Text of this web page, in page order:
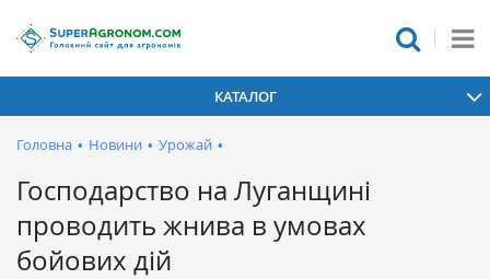
КАТАЛОГ
Головна • Новини • Урожай •
Господарство на Луганщині
проводить жнива в умовах
бойових дій